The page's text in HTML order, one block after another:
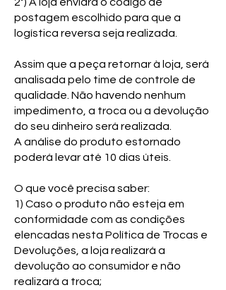
postagem escolhido para que a
logística reversa seja realizada.
Assim que a peça retornar à loja, será
analisada pelo time de controle de
qualidade. Não havendo nenhum
impedimento, a troca ou a devolução
do seu dinheiro será realizada.
A análise do produto estornado
poderá levar até 10 dias úteis.
O que você precisa saber:
1) Caso o produto não esteja em
conformidade com as condições
elencadas nesta Política de Trocas e
Devoluções, a loja realizará a
devolução ao consumidor e não
realizará a troca;